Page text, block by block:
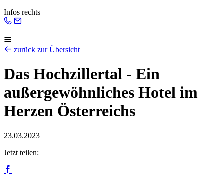
Infos rechts
zurück zur Übersicht
Das Hochzillertal - Ein
außergewöhnliches Hotel im
Herzen Österreichs
23.03.2023
Jetzt teilen: